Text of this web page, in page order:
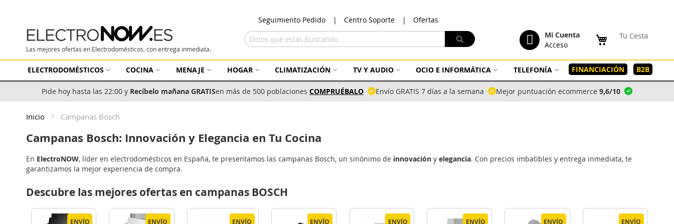
Seguimiento Pedido Centro Soporte Ofertas
contenido
Las mejores ofertas en Electrodomésticos, con entrega inmediata.
Tu Cesta
Mi Cuenta
Acceso
Buscar
ELECTRODOMÉSTICOS COCINA MENAJE HOGAR CLIMATIZACIÓN TV Y AUDIO OCIO E INFORMÁTICA TELEFONÍA FINANCIACIÓN B2B
Pide hoy hasta las 22:00 y Recíbelo mañana GRATISen más de 500 poblaciones COMPRUÉBALO Envío GRATIS 7 días a la semana Mejor puntuación ecommerce 9,6/10
Inicio Campanas Bosch
Campanas Bosch: Innovación y Elegancia en Tu Cocina
En ElectroNOW, líder en electrodomésticos en España, te presentamos las campanas Bosch, un sinónimo de innovación y elegancia. Con precios imbatibles y entrega inmediata, te
garantizamos la mejor experiencia de compra.
Descubre las mejores ofertas en campanas BOSCH
ENVÍO
ENVÍO
ENVÍO
ENVÍO
ENVÍO
ENVÍO
ENVÍO
ENVÍO
ENVÍO
ENVÍO
ENVÍO
ENVÍO
ENVÍO
ENVÍO
ENVÍO
ENVÍO